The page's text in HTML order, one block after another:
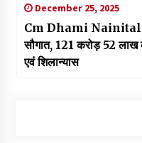
December 25, 2025
Cm Dhami Nainital
सौगात, 121 करोड़ 52 लाख
एवं शिलान्यास